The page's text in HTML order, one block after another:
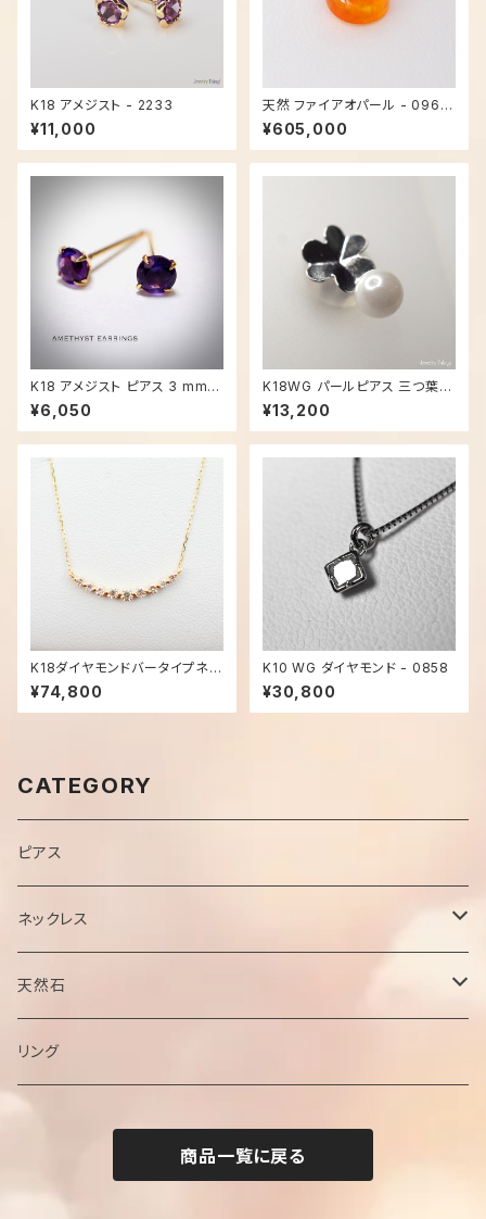
K18 アメジスト - 2233
¥11,000
天然 ファイアオパール - 0969
【現品限り】
¥605,000
K18 アメジスト ピアス 3 mm -
2595
¥6,050
K18WG パールピアス 三つ葉 -
2106
¥13,200
K18ダイヤモンドバータイプネッ
クレス - 1466【現品限り】
¥74,800
K10 WG ダイヤモンド - 0858
¥30,800
CATEGORY
ピアス
ネックレス
チェーン
ペンダントトップ
天然石
ブラックオパール
リング
商品一覧に戻る